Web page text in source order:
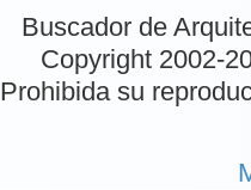
Buscador de
Copyright 2002-
Prohibida su